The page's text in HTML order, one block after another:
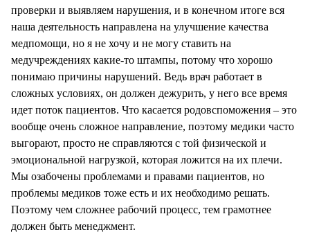
проверки и выявляем нарушения, и в конечном итоге вся
наша деятельность направлена на улучшение качества
медпомощи, но я не хочу и не могу ставить на
медучреждениях какие-то штампы, потому что хорошо
понимаю причины нарушений. Ведь врач работает в
сложных условиях, он должен дежурить, у него все время
идет поток пациентов. Что касается родовспоможения – это
вообще очень сложное направление, поэтому медики часто
выгорают, просто не справляются с той физической и
эмоциональной нагрузкой, которая ложится на их плечи.
Мы озабочены проблемами и правами пациентов, но
проблемы медиков тоже есть и их необходимо решать.
Поэтому чем сложнее рабочий процесс, тем грамотнее
должен быть менеджмент.